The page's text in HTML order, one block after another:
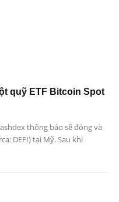
quỹ ETF Bitcoin Spot
thông báo sẽ đóng và
DEFI) tại Mỹ. Sau khi